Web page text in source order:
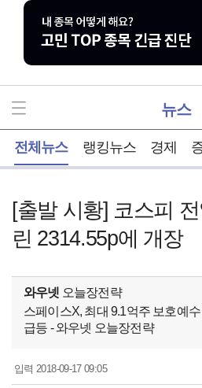
뉴스
전체뉴스 랭킹뉴스 경제
[출발 시황] 코스피
린 2314.55p에 개장
와우넷 오늘장전략
스페이스X, 최대 9.1억주 보호예
급등 - 와우넷 오늘장전략
입력2018-09-17 09:05